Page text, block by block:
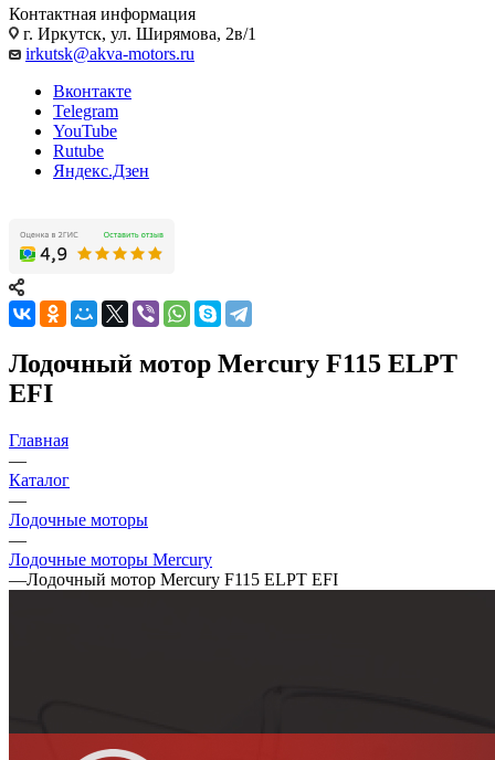
Контактная информация
г. Иркутск, ул. Ширямова, 2в/1
irkutsk@akva-motors.ru
Вконтакте
Telegram
YouTube
Rutube
Яндекс.Дзен
Лодочный мотор Mercury F115 ELPT
EFI
Главная
—
Каталог
—
Лодочные моторы
—
Лодочные моторы Mercury
—Лодочный мотор Mercury F115 ELPT EFI